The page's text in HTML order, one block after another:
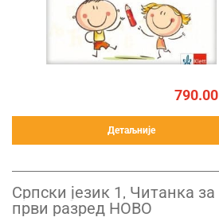
790.00
Детаљније
Српски језик 1, Читанка за
први разред НОВО